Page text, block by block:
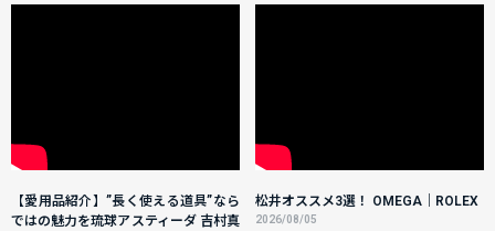
【愛用品紹介】”長く使える道具”なら
ではの魅力を琉球アスティーダ 吉村真
松井オススメ3選！ OMEGA｜ROLEX
2026/08/05